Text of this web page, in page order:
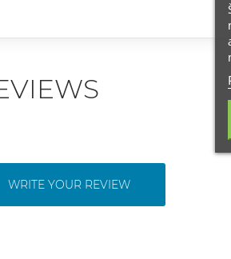
WRITE YOUR REVIEW